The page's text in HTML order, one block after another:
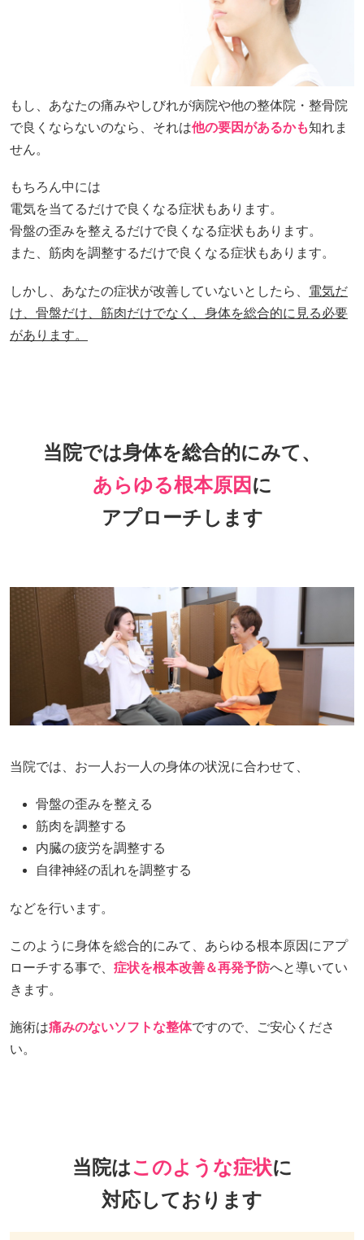
もし、あなたの痛みやしびれが病院や他の整体院・整骨院
で良くならないのなら、それは他の要因があるかも知れま
せん。
もちろん中には
電気を当てるだけで良くなる症状もあります。
骨盤の歪みを整えるだけで良くなる症状もあります。
また、筋肉を調整するだけで良くなる症状もあります。
しかし、あなたの症状が改善していないとしたら、 電気だ
け、骨盤だけ、筋肉だけでなく、身体を総合的に見る必要
があります。
当院では身体を総合的にみて、
あらゆる根本原因 に
アプローチします
当院では、お一人お一人の身体の状況に合わせて、
骨盤の歪みを整える
筋肉を調整する
内臓の疲労を調整する
自律神経の乱れを調整する
などを行います。
このように身体を総合的にみて、あらゆる根本原因にアプ
ローチする事で、 症状を根本改善＆再発予防へと導いてい
きます。
施術は痛みのないソフトな整体ですので、ご安心くださ
い。
当院はこのような症状に
対応しております